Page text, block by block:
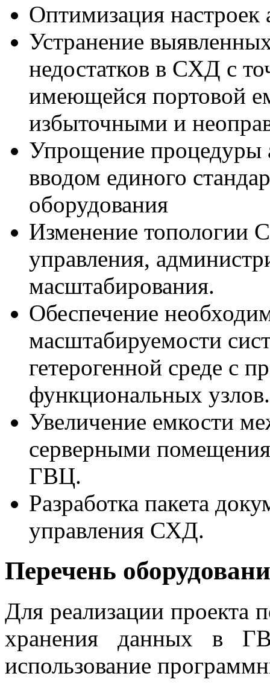
Оптимизация настроек
Устранение
недостатков в СХД с
имеющейся портовой
избыточными и
Упрощение
вводом единого
оборудования
Изменение топологии
управления,
масштабирования.
Обеспечение
масштабируемости
гетерогенной среде с
функциональных узлов.
Увеличение емкости
серверными
ГВЦ.
Разработка пакета
управления СХД.
Перечень
Для реализации проекта
хранения данных в
использование